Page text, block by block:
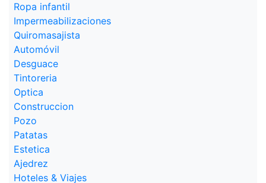
Ropa infantil
Impermeabilizaciones
Quiromasajista
Automóvil
Desguace
Tintoreria
Optica
Construccion
Pozo
Patatas
Estetica
Ajedrez
Hoteles & Viajes